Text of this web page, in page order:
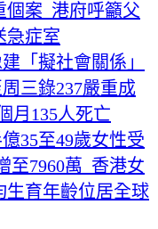
個案 港府呼籲父
急症室
「擬社會關係」
周三錄237嚴重成
月135人死亡
35至49歲女性受
至7960萬 香港女
育年齡位居全球